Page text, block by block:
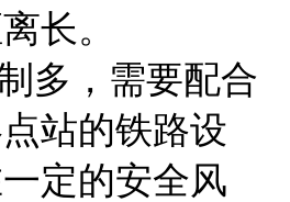
长。
多，需要配合
站的铁路设
定的安全风